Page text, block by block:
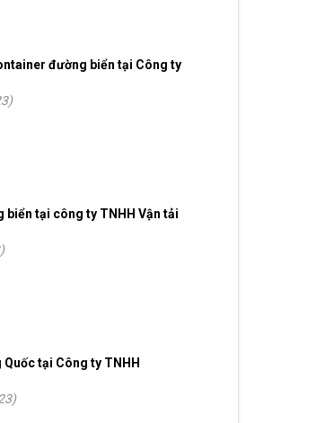
đường biển tại Công ty
)
biển tại công ty TNHH Vận tải
)
tại Công ty TNHH
)